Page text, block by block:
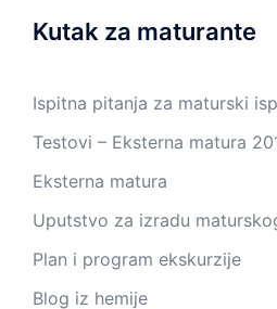
Kutak za maturante
Ispitna pitanja za maturski
Testovi – Eksterna matura
Eksterna matura
Uputstvo za izradu
Plan i program ekskurzije
Blog iz hemije